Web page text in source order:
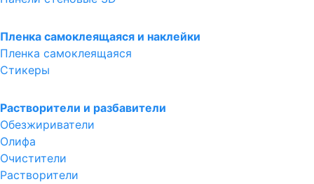
Пленка самоклеящаяся и наклейки
Пленка самоклеящаяся
Стикеры
Растворители и разбавители
Обезжириватели
Олифа
Очистители
Растворители